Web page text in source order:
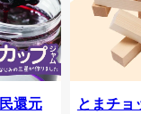
還元
とまチョ